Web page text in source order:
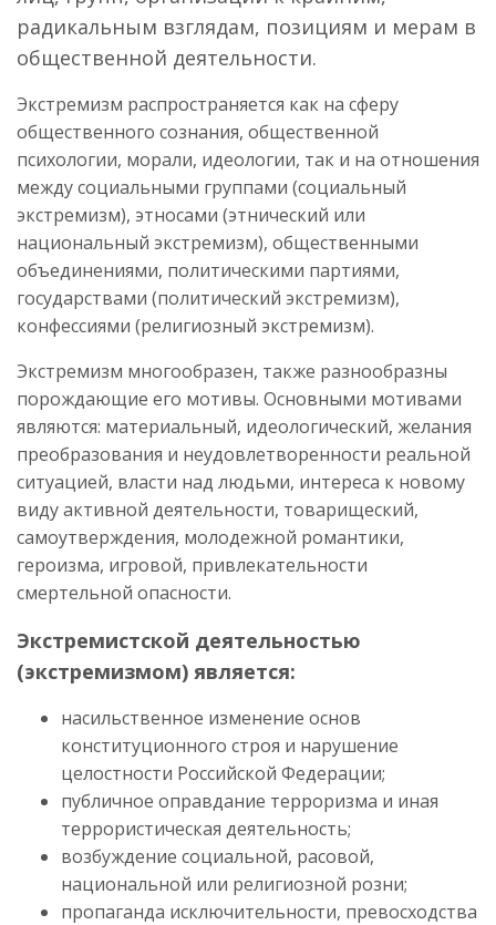
радикальным взглядам, позициям и мерам в
общественной деятельности.
Экстремизм распространяется как на сферу
общественного сознания, общественной
психологии, морали, идеологии, так и на отношения
между социальными группами (социальный
экстремизм), этносами (этнический или
национальный экстремизм), общественными
объединениями, политическими партиями,
государствами (политический экстремизм),
конфессиями (религиозный экстремизм).
Экстремизм многообразен, также разнообразны
порождающие его мотивы. Основными мотивами
являются: материальный, идеологический, желания
преобразования и неудовлетворенности реальной
ситуацией, власти над людьми, интереса к новому
виду активной деятельности, товарищеский,
самоутверждения, молодежной романтики,
героизма, игровой, привлекательности
смертельной опасности.
Экстремистской деятельностью
(экстремизмом) является:
насильственное изменение основ
конституционного строя и нарушение
целостности Российской Федерации;
публичное оправдание терроризма и иная
террористическая деятельность;
возбуждение социальной, расовой,
национальной или религиозной розни;
пропаганда исключительности, превосходства